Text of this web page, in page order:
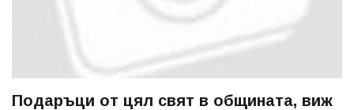
Подаръци от цял свят в общината, виж